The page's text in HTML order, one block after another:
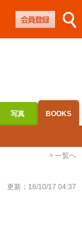
写真 BOOKS
> 一覧へ
更新： 16/10/17 04:37